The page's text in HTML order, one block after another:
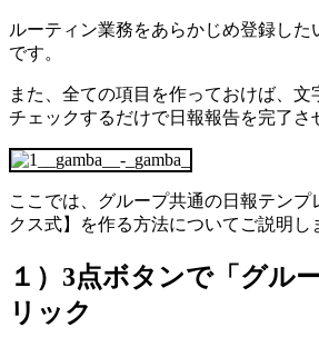
ルーティン業務をあらかじめ登録した
です。
また、全ての項目を作っておけば、文
チェックするだけで日報報告を完了さ
ここでは、グループ共通の日報テンプ
クス式】を作る方法についてご説明し
１）3点ボタンで「グル
リック